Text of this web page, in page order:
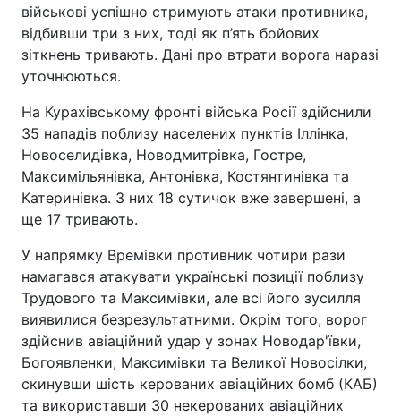
військові успішно стримують атаки противника,
відбивши три з них, тоді як п’ять бойових
зіткнень тривають. Дані про втрати ворога наразі
уточнюються.
На Курахівському фронті війська Росії здійснили
35 нападів поблизу населених пунктів Іллінка,
Новоселидівка, Новодмитрівка, Гостре,
Максимільянівка, Антонівка, Костянтинівка та
Катеринівка. З них 18 сутичок вже завершені, а
ще 17 тривають.
У напрямку Времівки противник чотири рази
намагався атакувати українські позиції поблизу
Трудового та Максимівки, але всі його зусилля
виявилися безрезультатними. Окрім того, ворог
здійснив авіаційний удар у зонах Новодар'ївки,
Богоявленки, Максимівки та Великої Новосілки,
скинувши шість керованих авіаційних бомб (КАБ)
та використавши 30 некерованих авіаційних